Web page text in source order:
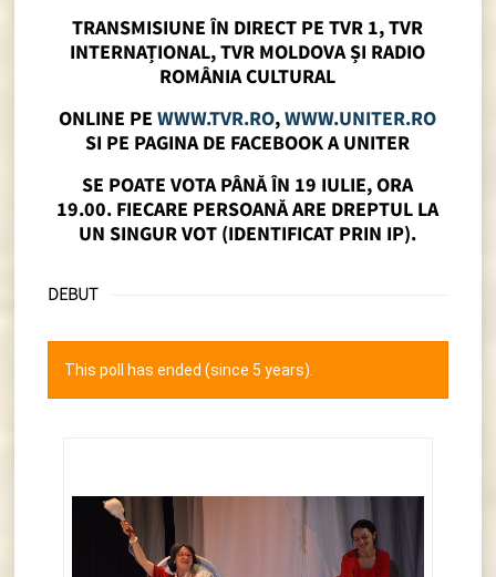
TRANSMISIUNE ÎN DIRECT PE TVR 1, TVR
INTERNAȚIONAL, TVR MOLDOVA ȘI RADIO
ROMÂNIA CULTURAL
ONLINE PEWWW.TVR.RO,WWW.UNITER.RO
SI PE PAGINA DE FACEBOOK A UNITER
SE POATE VOTA PÂNĂ ÎN 19 IULIE, ORA
19.00. FIECARE PERSOANĂ ARE DREPTUL LA
UN SINGUR VOT (IDENTIFICAT PRIN IP).
DEBUT
This poll has ended (since 5 years).